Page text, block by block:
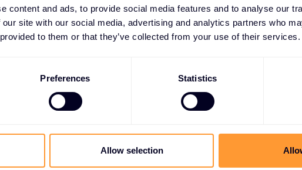
content and ads, to provide social media features and to analyse our
site with our social media, advertising and analytics partners who
to them or that they’ve collected from your use of their services.
Preferences Statistics
Allow selection
antywirus nie
Exclusive Networks
Fortinet